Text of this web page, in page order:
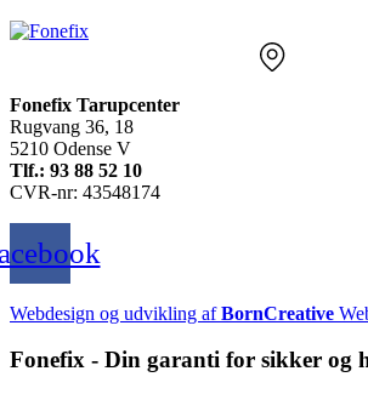
Fonefix Tarupcenter
Rugvang 36, 18
5210 Odense V
Tlf.: 93 88 52 10
CVR-nr: 43548174
Webdesign og udvikling afBornCreative
Fonefix - Din garanti for sikker og